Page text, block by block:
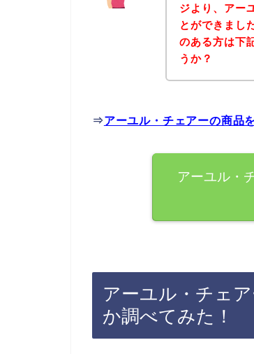
ジより、アー
とができまし
のある方は下
うか？
⇒アーユル・チェアーの商品
アーユル・
アーユル・チェ
か調べてみた！